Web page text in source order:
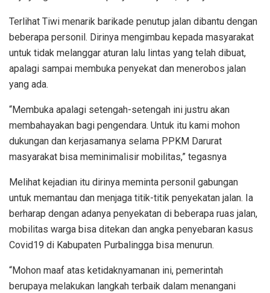
Terlihat Tiwi menarik barikade penutup jalan dibantu dengan
beberapa personil. Dirinya mengimbau kepada masyarakat
untuk tidak melanggar aturan lalu lintas yang telah dibuat,
apalagi sampai membuka penyekat dan menerobos jalan
yang ada.
“Membuka apalagi setengah-setengah ini justru akan
membahayakan bagi pengendara. Untuk itu kami mohon
dukungan dan kerjasamanya selama PPKM Darurat
masyarakat bisa meminimalisir mobilitas,” tegasnya
Melihat kejadian itu dirinya meminta personil gabungan
untuk memantau dan menjaga titik-titik penyekatan jalan. Ia
berharap dengan adanya penyekatan di beberapa ruas jalan,
mobilitas warga bisa ditekan dan angka penyebaran kasus
Covid19 di Kabupaten Purbalingga bisa menurun.
“Mohon maaf atas ketidaknyamanan ini, pemerintah
berupaya melakukan langkah terbaik dalam menangani